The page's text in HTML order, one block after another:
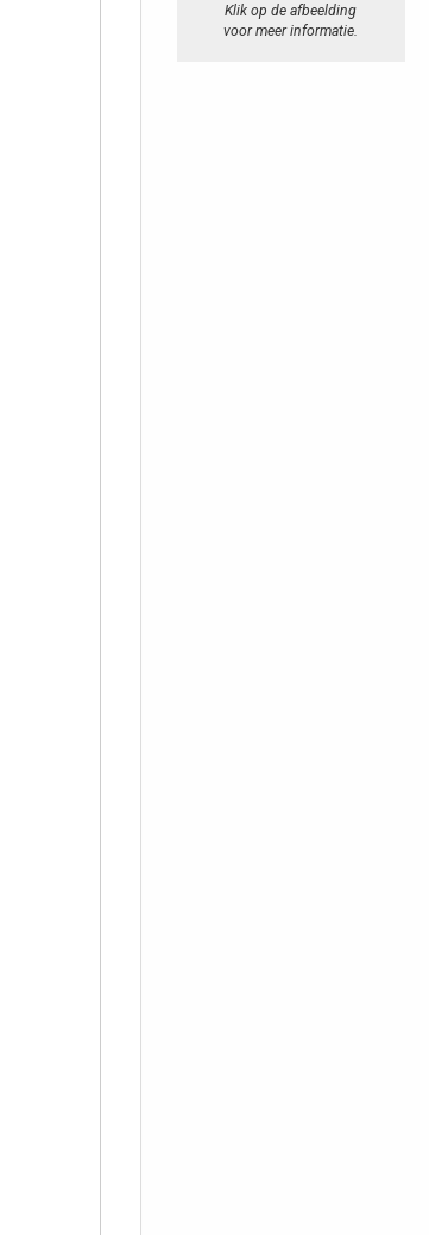
Klik op de afbeelding
voor meer informatie.